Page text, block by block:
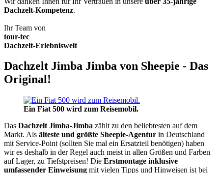
Dachzelt-Kompetenz.
Ihr Team von
tour-tec
Dachzelt-Erlebniswelt
Dachzelt Jimba Jimba von Sheepie - Das
Original!
Ein Fiat 500 wird zum Reisemobil.
Das Dachzelt Jimba-Jimba zählt zu den beliebtesten auf dem
Markt. Als älteste und größte Sheepie-Agentur in Deutschland
mit Service-Point (sollten Sie mal ein Ersatzteil benötigen) haben
wir es deshalb in der Regel auch meist in allen Größen und Farben
auf Lager, zu Tiefstpreisen! Die Erstmontage inklusive
umfassender Einweisung mit vielen Tipps und Hinweisen ist bei